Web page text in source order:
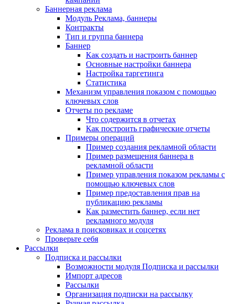
Баннерная реклама
Модуль Реклама, баннеры
Контракты
Тип и группа баннера
Баннер
Как создать и настроить баннер
Основные настройки баннера
Настройка таргетинга
Статистика
Механизм управления показом с помощью
ключевых слов
Отчеты по рекламе
Что содержится в отчетах
Как построить графические отчеты
Примеры операций
Пример создания рекламной области
Пример размещения баннера в
рекламной области
Пример управления показом рекламы с
помощью ключевых слов
Пример предоставления прав на
публикацию рекламы
Как разместить баннер, если нет
рекламного модуля
Реклама в поисковиках и соцсетях
Проверьте себя
Рассылки
Подписка и рассылки
Возможности модуля Подписка и рассылки
Импорт адресов
Рассылки
Организация подписки на рассылку